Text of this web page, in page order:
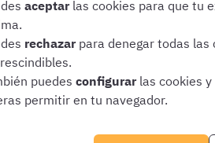
oposiciones a las Fuerzas y
en el ámbito de la
Autónomas
Locales
Medioambientales
aceptar las cookies para que tu
rechazar para denegar todas las
puedes configurar las cookies
permitir en tu navegador.